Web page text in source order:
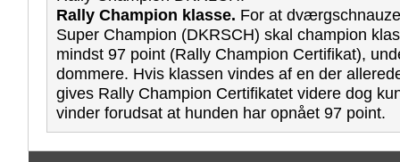
Rally Champion klasse. For at
Super Champion (DKRSCH) skal champion
mindst 97 point (Rally Champion Certifikat),
dommere. Hvis klassen vindes af en der
gives Rally Champion Certifikatet videre dog
vinder forudsat at hunden har opnået 97 point.